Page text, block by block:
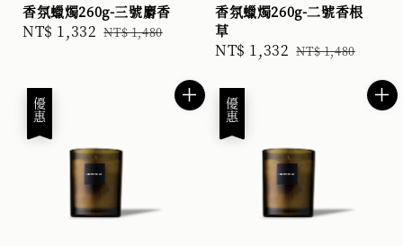
香氛蠟燭260g-三號麝香
Sale
NT$ 1,332 Regular
NT$ 1,480
香氛蠟燭260g-二號香根
草
Sale
NT$ 1,332 Regular
NT$ 1,480
優惠 優惠